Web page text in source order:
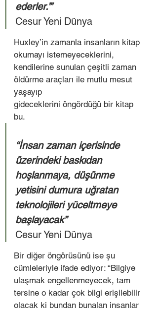
ederler.’’’
Cesur Yeni Dünya
Huxley’in zamanla insanların kitap
okumayı istemeyeceklerini,
kendilerine sunulan çeşitli zaman
öldürme araçları ile mutlu mesut
yaşayıp
gideceklerini öngördüğü bir kitap
bu.
“İnsan zaman içerisinde
üzerindeki baskıdan
hoşlanmaya, düşünme
yetisini dumura uğratan
teknolojileri yüceltmeye
başlayacak”
Cesur Yeni Dünya
Bir diğer öngörüsünü ise şu
cümleleriyle ifade ediyor: “Bilgiye
ulaşmak engellenmeyecek, tam
tersine o kadar çok bilgi erişilebilir
olacak ki bundan bunalan insanlar